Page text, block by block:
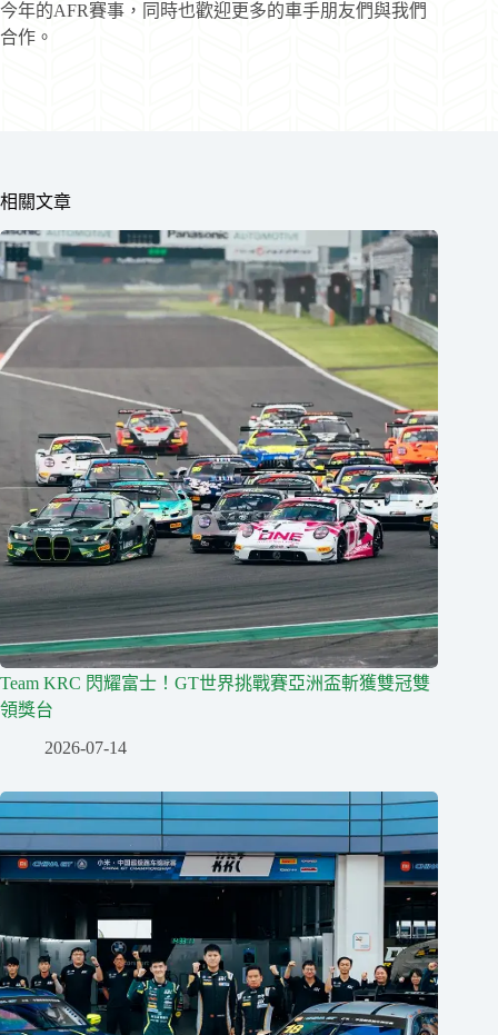
今年的AFR賽事，同時也歡迎更多的車手朋友們與我們
合作。
相關文章
Team KRC 閃耀富士！GT世界挑戰賽亞洲盃斬獲雙冠雙
領獎台
2026-07-14